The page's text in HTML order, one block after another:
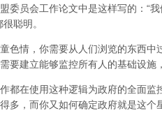
委员会工作论文中是这样写的：“
聪明。
色情，你需要从人们浏览的东西中
要建立能够监控所有人的基础设施
都在使用这种逻辑为政府的全面监
多，而你又如何确定政府就是这个